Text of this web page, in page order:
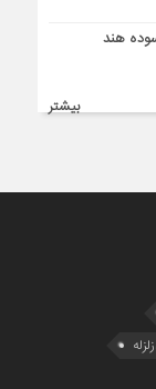
هند
بیشتر